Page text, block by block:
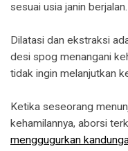
sesuai usia janin berjalan.
Dilatasi dan ekstraksi
desi spog menangani
tidak ingin melanjutkan
Ketika seseorang
kehamilannya, aborsi
menggugurkan